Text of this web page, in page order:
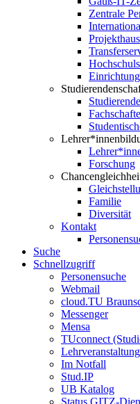
Zentrale
Projekthaus
Forschung
Familie
Diversität
Kontakt
Suche
Schnellzugriff
Personensuche
Webmail
cloud.TU
Messenger
Mensa
TUconnect
Im Notfall
Stud.IP
UB Katalog
Status GITZ-